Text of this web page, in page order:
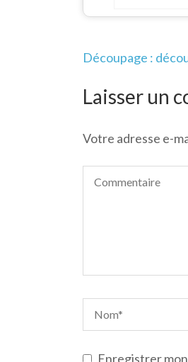
Navigation
l’article
Découpage :
Laisser un
Votre adresse e-
Enregistrer